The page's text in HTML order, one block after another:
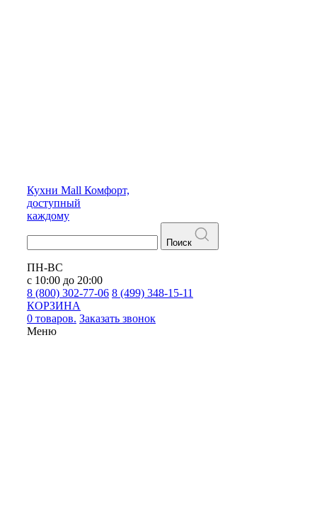
Кухни Mall Комфорт,
доступный
каждому
Поиск
ПН-ВС
с 10:00 до 20:00
8 (800) 302-77-06 8 (499) 348-15-11
КОРЗИНА
0 товаров. Заказать звонок
Меню